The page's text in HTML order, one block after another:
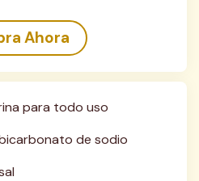
Ahora
para todo uso
de sodio